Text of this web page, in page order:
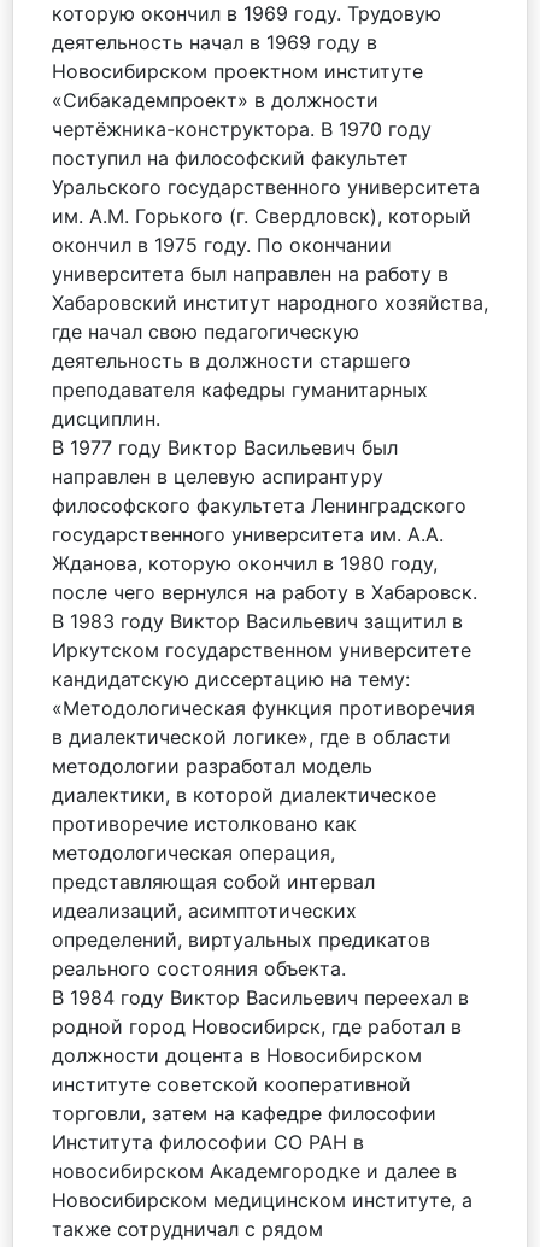
которую окончил в 1969 году. Трудовую
деятельность начал в 1969 году в
Новосибирском проектном институте
«Сибакадемпроект» в должности
чертёжника-конструктора. В 1970 году
поступил на философский факультет
Уральского государственного университета
им. А.М. Горького (г. Свердловск), который
окончил в 1975 году. По окончании
университета был направлен на работу в
Хабаровский институт народного хозяйства,
где начал свою педагогическую
деятельность в должности старшего
преподавателя кафедры гуманитарных
дисциплин.
В 1977 году Виктор Васильевич был
направлен в целевую аспирантуру
философского факультета Ленинградского
государственного университета им. А.А.
Жданова, которую окончил в 1980 году,
после чего вернулся на работу в Хабаровск.
В 1983 году Виктор Васильевич защитил в
Иркутском государственном университете
кандидатскую диссертацию на тему:
«Методологическая функция противоречия
в диалектической логике», где в области
методологии разработал модель
диалектики, в которой диалектическое
противоречие истолковано как
методологическая операция,
представляющая собой интервал
идеализаций, асимптотических
определений, виртуальных предикатов
реального состояния объекта.
В 1984 году Виктор Васильевич переехал в
родной город Новосибирск, где работал в
должности доцента в Новосибирском
институте советской кооперативной
торговли, затем на кафедре философии
Института философии СО РАН в
новосибирском Академгородке и далее в
Новосибирском медицинском институте, а
также сотрудничал с рядом